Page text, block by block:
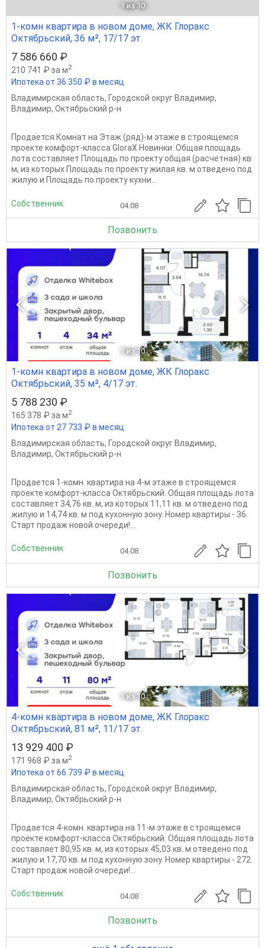
1 из 10
1-комн квартира в новом доме, ЖК Глоракс
Октябрьский, 36 м², 17/17 эт.
7 586 660 ₽
210 741 ₽ за м2
Ипотека от 36 350 ₽ в месяц
Владимирская область, Городской округ Владимир,
Владимир, Октябрьский р-н
Продается Комнат на Этаж (ряд)-м этаже в строящемся
проекте комфорт-класса GloraX Новинки. Общая площадь
лота составляет Площадь по проекту общая (расчетная) кв.
м, из которых Площадь по проекту жилая кв. м отведено под
жилую и Площадь по проекту кухни...
Собственник 04.08
Позвонить
1 из 10
1-комн квартира в новом доме, ЖК Глоракс
Октябрьский, 35 м², 4/17 эт.
5 788 230 ₽
165 378 ₽ за м2
Ипотека от 27 733 ₽ в месяц
Владимирская область, Городской округ Владимир,
Владимир, Октябрьский р-н
Продается 1-комн. квартира на 4-м этаже в строящемся
проекте комфорт-класса Октябрьский. Общая площадь лота
составляет 34,76 кв. м, из которых 11,11 кв. м отведено под
жилую и 14,74 кв. м под кухонную зону. Номер квартиры - 36.
Старт продаж новой очереди!...
Собственник 04.08
Позвонить
1 из 10
4-комн квартира в новом доме, ЖК Глоракс
Октябрьский, 81 м², 11/17 эт.
13 929 400 ₽
171 968 ₽ за м2
Ипотека от 66 739 ₽ в месяц
Владимирская область, Городской округ Владимир,
Владимир, Октябрьский р-н
Продается 4-комн. квартира на 11-м этаже в строящемся
проекте комфорт-класса Октябрьский. Общая площадь лота
составляет 80,95 кв. м, из которых 45,03 кв. м отведено под
жилую и 17,70 кв. м под кухонную зону. Номер квартиры - 272.
Старт продаж новой очереди!...
Собственник 04.08
Позвонить